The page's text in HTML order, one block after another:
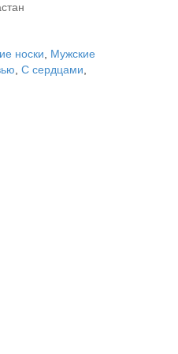
носки
Мужские
С сердцами